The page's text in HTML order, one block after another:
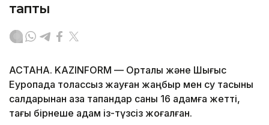
тапты
АСТАНА. KAZINFORM — Орталық және Шығыс
Еуропада толассыз жауған жаңбыр мен су тасқыны
салдарынан қаза тапқандар саны 16 адамға жетті,
тағы бірнеше адам із-түзсіз жоғалған.